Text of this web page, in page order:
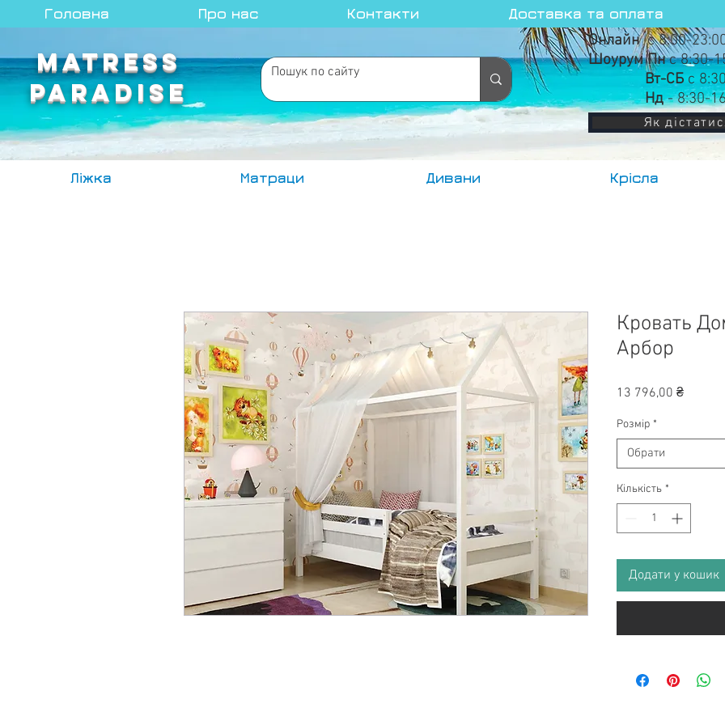
Головна Про нас Контакти Доставка та оплата
MATRESS
PARADISE
Онлайнс 8:00-
Шоурум Пнс 8:30-
Вт-СБс
Нд- 8:30-
Як
Ліжка Матраци Дивани Крісла
Кровать
Арбор
13 796,00 ₴Ціна
Розмір *
Обрати
Кількість *
Додати у кошик